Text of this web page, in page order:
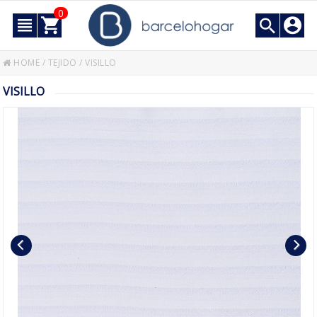
0
HOME / TEJIDO /VISILLO
VISILLO